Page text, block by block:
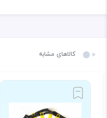
کالاهای مشابه